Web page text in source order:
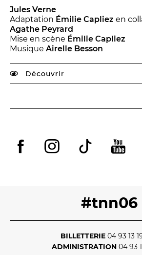
Jules Verne
Adaptation Émilie Capliez en
Agathe Peyrard
Mise en scène Émilie Capliez
Musique Airelle Besson
Découvrir
#tnn06
BILLETTERIE 04 93 13
ADMINISTRATION 04 93